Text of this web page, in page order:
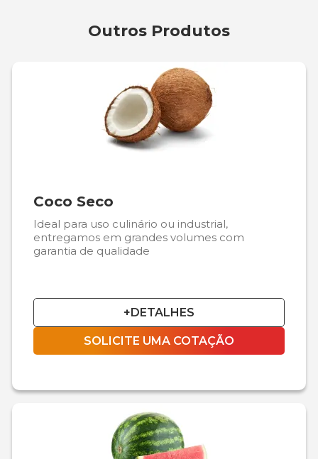
Outros Produtos
Coco Seco
Ideal para uso culinário ou industrial,
entregamos em grandes volumes com
garantia de qualidade
+DETALHES
SOLICITE UMA COTAÇÃO